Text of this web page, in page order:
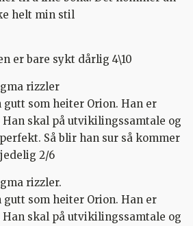
helt min stil
er bare sykt dårlig 4\10
rizzler
gutt som heiter Orion. Han er
skal på utvikilingssamtale og
Så blir han sur så kommer
2/6
rizzler.
gutt som heiter Orion. Han er
skal på utvikilingssamtale og